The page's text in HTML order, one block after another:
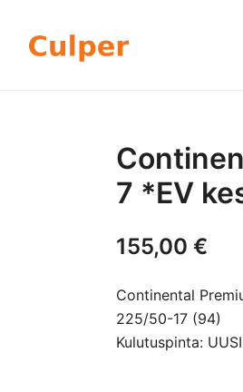
7 *EV
155,00 €
Continental
225/50-17 (94)
Kulutuspinta: UUSI